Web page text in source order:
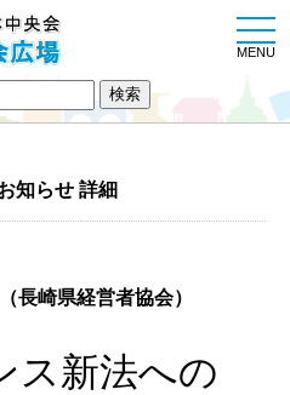
MENU
知らせ 詳細
長崎県経営者協会）
ス新法への